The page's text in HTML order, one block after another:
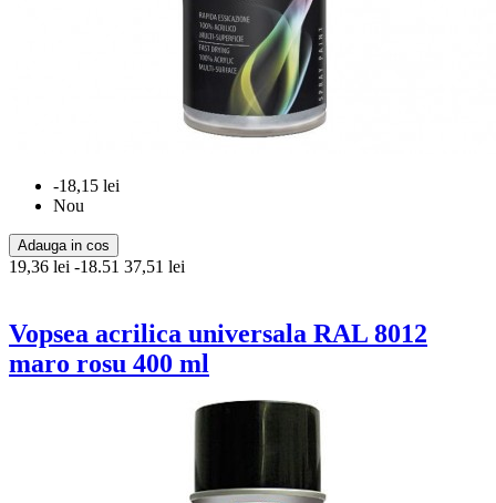
-18,15 lei
Nou
Adauga in cos
19,36 lei -18.51 37,51 lei
Vopsea acrilica universala RAL 8012
maro rosu 400 ml